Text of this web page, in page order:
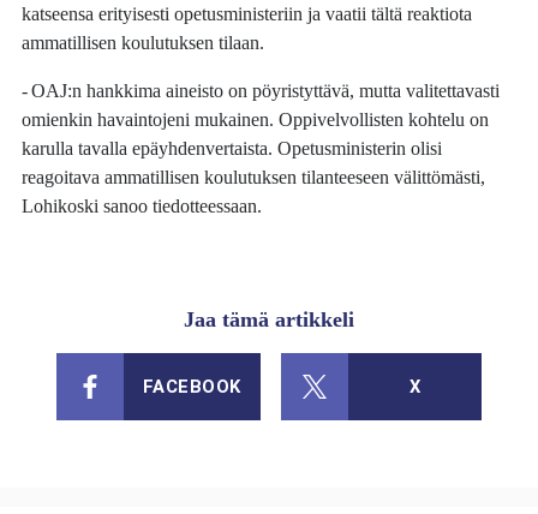
katseensa erityisesti opetusministeriin ja vaatii tältä reaktiota
ammatillisen koulutuksen tilaan.
- OAJ:n hankkima aineisto on pöyristyttävä, mutta valitettavasti
omienkin havaintojeni mukainen. Oppivelvollisten kohtelu on
karulla tavalla epäyhdenvertaista. Opetusministerin olisi
reagoitava ammatillisen koulutuksen tilanteeseen välittömästi,
Lohikoski sanoo tiedotteessaan.
Jaa tämä artikkeli
FACEBOOK X